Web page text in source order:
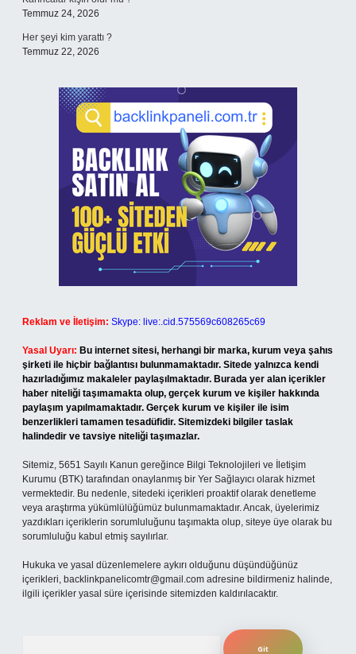
Temmuz 24, 2026
Her şeyi kim yarattı ?
Temmuz 22, 2026
Reklam ve İletişim: Skype: live:.cid.575569c608265c69
Yasal Uyarı: Bu internet sitesi, herhangi bir marka, kurum veya şahıs
şirketi ile hiçbir bağlantısı bulunmamaktadır. Sitede yalnızca kendi
hazırladığımız makaleler paylaşılmaktadır. Burada yer alan içerikler
haber niteliği taşımamakta olup, gerçek kurum ve kişiler hakkında
paylaşım yapılmamaktadır. Gerçek kurum ve kişiler ile isim
benzerlikleri tamamen tesadüfidir. Sitemizdeki bilgiler taslak
halindedir ve tavsiye niteliği taşımazlar.
Sitemiz, 5651 Sayılı Kanun gereğince Bilgi Teknolojileri ve İletişim
Kurumu (BTK) tarafından onaylanmış bir Yer Sağlayıcı olarak hizmet
vermektedir. Bu nedenle, sitedeki içerikleri proaktif olarak denetleme
veya araştırma yükümlülüğümüz bulunmamaktadır. Ancak, üyelerimiz
yazdıkları içeriklerin sorumluluğunu taşımakta olup, siteye üye olarak bu
sorumluluğu kabul etmiş sayılırlar.
Hukuka ve yasal düzenlemelere aykırı olduğunu düşündüğünüz
içerikleri, backlinkpanelicomtr@gmail.com adresine bildirmeniz halinde,
ilgili içerikler yasal süre içerisinde sitemizden kaldırılacaktır.